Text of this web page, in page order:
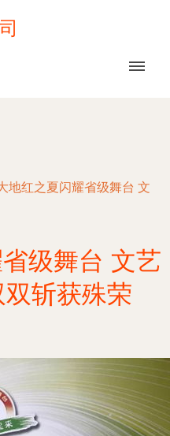
地红之夏闪耀省级舞台 文
级舞台 文艺
斩获殊荣